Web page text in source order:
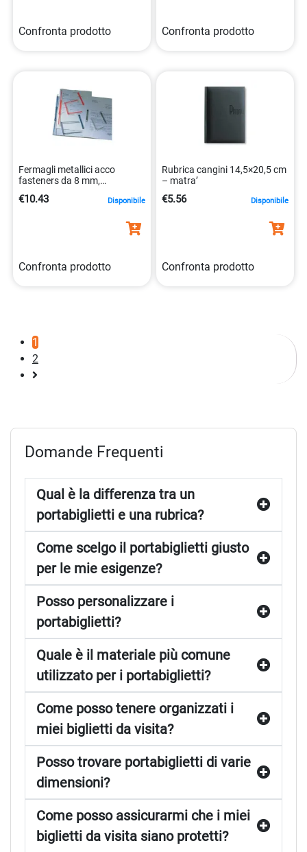
Confronta prodotto Confronta prodotto
Fermagli metallici acco
fasteners da 8 mm,
5011858708500
€10.43 Disponibile
Confronta prodotto
Rubrica cangini 14,5×20,5 cm
– matra’
€5.56 Disponibile
Confronta prodotto
1
2
Domande Frequenti
Qual è la differenza tra un
portabiglietti e una rubrica?
Come scelgo il portabiglietti giusto
per le mie esigenze?
Posso personalizzare i
portabiglietti?
Quale è il materiale più comune
utilizzato per i portabiglietti?
Come posso tenere organizzati i
miei biglietti da visita?
Posso trovare portabiglietti di varie
dimensioni?
Come posso assicurarmi che i miei
biglietti da visita siano protetti?